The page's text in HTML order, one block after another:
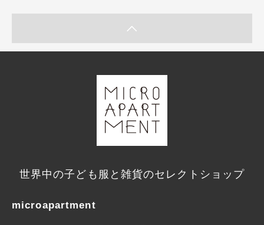
世界中の子ども服と雑貨のセレクトショップ
microapartment